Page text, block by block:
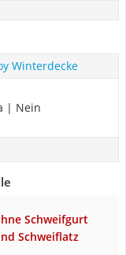
Winterdecke
| Nein
Schweifgurt
Schweiflatz